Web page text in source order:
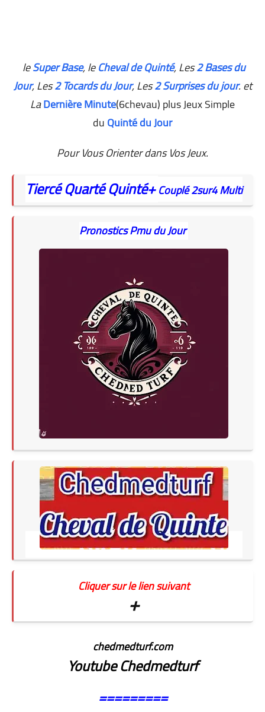
leSuper Base, leCheval de Quinté, Les2 Bases du
Jour,Les2 Tocards du Jour, Les2 Surprises du jour. et
LaDernière Minute(6chevau) plus Jeux Simple
duQuinté du Jour
Pour Vous Orienter dans Vos Jeux.
TiercéQuartéQuinté+Couplé2sur4Multi
Pronostics Pmu du Jour
Cliquer sur le lien suivant
+
chedmedturf.com
Youtube Chedmedturf
=========